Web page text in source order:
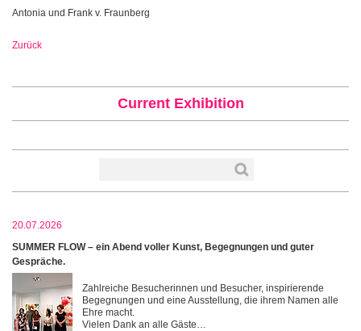
Antonia und Frank v. Fraunberg
Zurück
Current Exhibition
20.07.2026
SUMMER FLOW – ein Abend voller Kunst, Begegnungen und guter
Gespräche.
Zahlreiche Besucherinnen und Besucher, inspirierende
Begegnungen und eine Ausstellung, die ihrem Namen alle
Ehre macht.
Vielen Dank an alle Gäste…